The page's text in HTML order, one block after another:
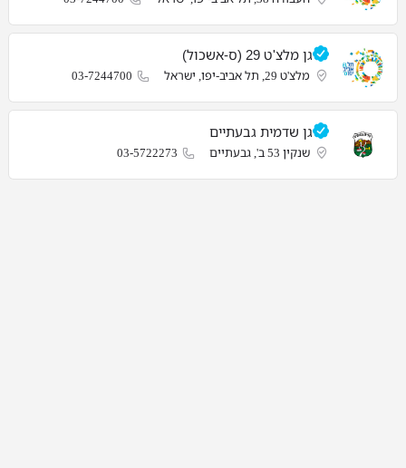
גן מלצ'ט 29 (ס-אשכול)
מלצ'ט 29, תל אביב-יפו, ישראל 03-7244700
גן שדמית‎ גבעתיים‎
שנקין 53 ב', גבעתיים‎ 03-5722273